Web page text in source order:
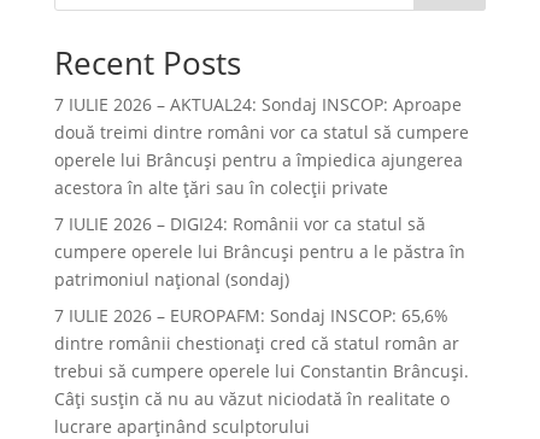
Recent Posts
7 IULIE 2026 – AKTUAL24: Sondaj INSCOP: Aproape
două treimi dintre români vor ca statul să cumpere
operele lui Brâncuşi pentru a împiedica ajungerea
acestora în alte ţări sau în colecţii private
7 IULIE 2026 – DIGI24: Românii vor ca statul să
cumpere operele lui Brâncuși pentru a le păstra în
patrimoniul național (sondaj)
7 IULIE 2026 – EUROPAFM: Sondaj INSCOP: 65,6%
dintre românii chestionați cred că statul român ar
trebui să cumpere operele lui Constantin Brâncuși.
Câți susțin că nu au văzut niciodată în realitate o
lucrare aparținând sculptorului